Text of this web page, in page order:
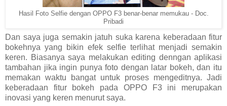
Hasil Foto Selfie dengan OPPO F3 benar-benar memukau - Doc.
Pribadi
Dan saya juga semakin jatuh suka karena keberadaan fitur
bokehnya yang bikin efek selfie terlihat menjadi semakin
keren. Biasanya saya melakukan editing denngan aplikasi
tambahan jika ingin punya foto dengan latar bokeh, dan itu
memakan waktu bangat untuk proses mengeditnya. Jadi
keberadaan fitur bokeh pada OPPO F3 ini merupakan
inovasi yang keren menurut saya.